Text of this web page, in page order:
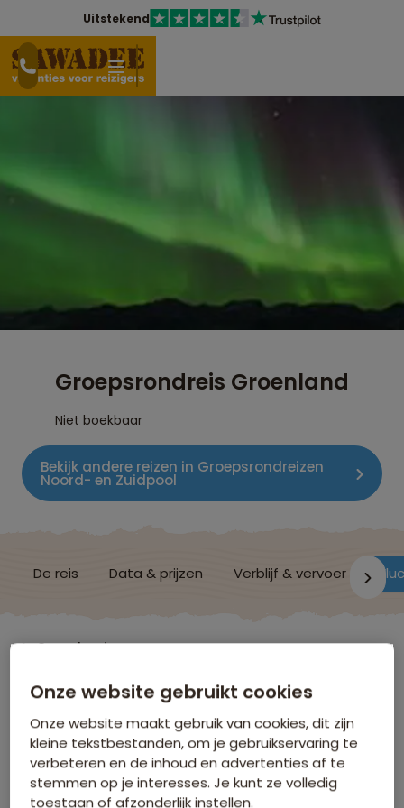
Uitstekend
Groepsrondreis Groenland
Niet boekbaar
Bekijk andere reizen in Groepsrondreizen
Noord- en Zuidpool
De reis Data & prijzen Verblijf & vervoer
Groenland
Vluchtinformatie
Hoe laat moet ik op het vliegveld zijn?
Onze website gebruikt cookies
Onze website maakt gebruik van cookies, dit zijn
kleine tekstbestanden, om je gebruikservaring te
verbeteren en de inhoud en advertenties af te
stemmen op je interesses. Je kunt ze volledig
toestaan of afzonderlijk instellen.